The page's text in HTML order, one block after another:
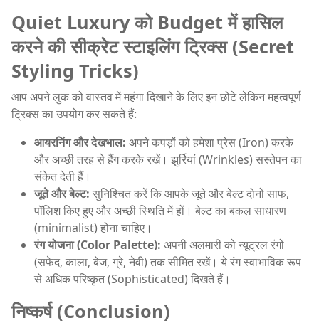
Quiet Luxury को Budget में हासिल
करने की सीक्रेट स्टाइलिंग ट्रिक्स (Secret
Styling Tricks)
आप अपने लुक को वास्तव में महंगा दिखाने के लिए इन छोटे लेकिन महत्वपूर्ण
ट्रिक्स का उपयोग कर सकते हैं:
आयरनिंग और देखभाल: अपने कपड़ों को हमेशा प्रेस (Iron) करके
और अच्छी तरह से हैंग करके रखें। झुर्रियां (Wrinkles) सस्तेपन का
संकेत देती हैं।
जूते और बेल्ट: सुनिश्चित करें कि आपके जूते और बेल्ट दोनों साफ,
पॉलिश किए हुए और अच्छी स्थिति में हों। बेल्ट का बकल साधारण
(minimalist) होना चाहिए।
रंग योजना (Color Palette): अपनी अलमारी को न्यूट्रल रंगों
(सफेद, काला, बेज, ग्रे, नेवी) तक सीमित रखें। ये रंग स्वाभाविक रूप
से अधिक परिष्कृत (Sophisticated) दिखते हैं।
निष्कर्ष (Conclusion)